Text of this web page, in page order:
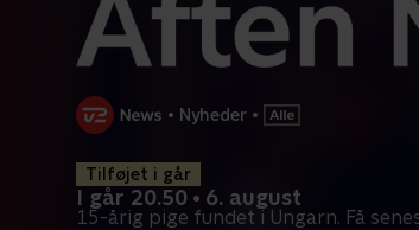
• Nyheder •
Tilføjet i går
I går 20.50 • 6. august
15-årig pige fundet i Ungarn. Få